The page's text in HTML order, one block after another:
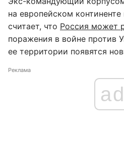
на европейском
считает, что Россия может
поражения в войне против
ее территории появятся
Реклама
ad